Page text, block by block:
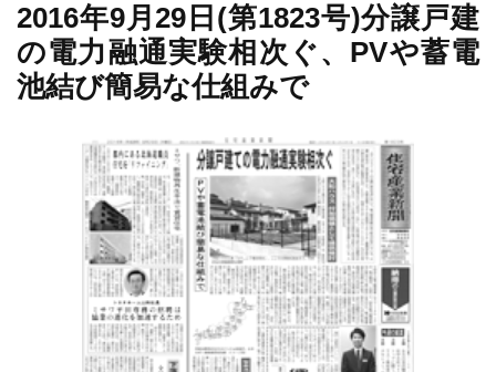
2016年9月29日(第1823号)分譲戸建
の電力融通実験相次ぐ、PVや蓄電
池結び簡易な仕組みで